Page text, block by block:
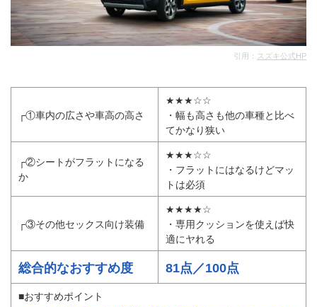
引用： スズキ公式HP
┌①車内の広さや車高の高さ
★★★☆☆
・幅も高さも他の車種と比べ
てかなり狭い
┌②シートがフラットになる
か
★★★☆☆
・フラットにはなるけどマッ
トは必須
┌③その他セックス向け装備
★★★★☆
・専用クッションを使えば快
適にヤれる
総合的なおすすめ度 81点／100点
■おすすめポイント